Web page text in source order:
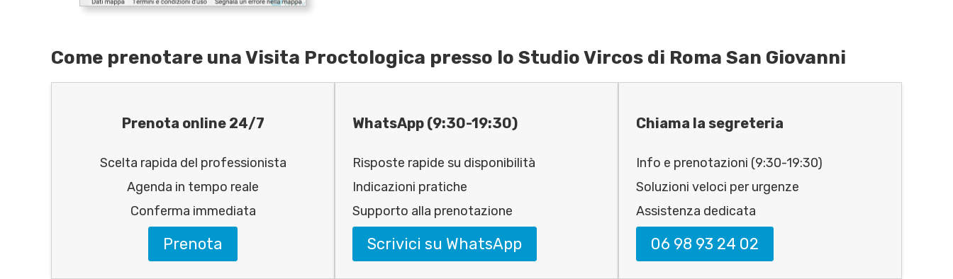
Come prenotare una Visita Proctologica presso lo Studio Vircos di Roma San Giovanni
Prenota online 24/7
Scelta rapida del professionista
Agenda in tempo reale
Conferma immediata
Prenota
WhatsApp (9:30-19:30)
Risposte rapide su disponibilità
Indicazioni pratiche
Supporto alla prenotazione
Scrivici su WhatsApp
Chiama la segreteria
Info e prenotazioni (9:30-19:30)
Soluzioni veloci per urgenze
Assistenza dedicata
06 98 93 24 02